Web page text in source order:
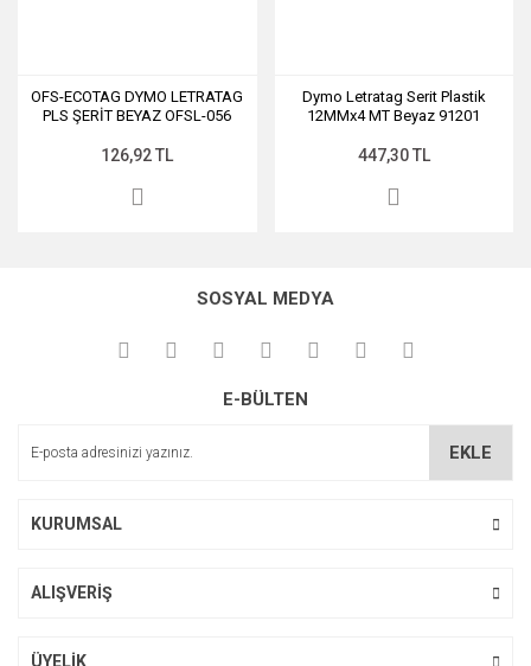
OFS-ECOTAG DYMO LETRATAG
PLS ŞERİT BEYAZ OFSL-056
126,92 TL
Dymo Letratag Serit Plastik
12MMx4 MT Beyaz 91201
447,30 TL
SOSYAL MEDYA
E-BÜLTEN
EKLE
KURUMSAL
ALIŞVERİŞ
ÜYELİK